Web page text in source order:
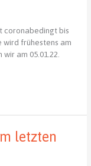
coronabedingt bis
frühestens am
am 05.01.22.
letzten